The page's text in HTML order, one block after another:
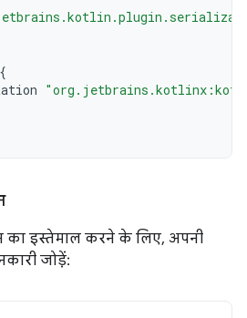
{
का इस्तेमाल करने के लिए, अपनी
जोड़ें: